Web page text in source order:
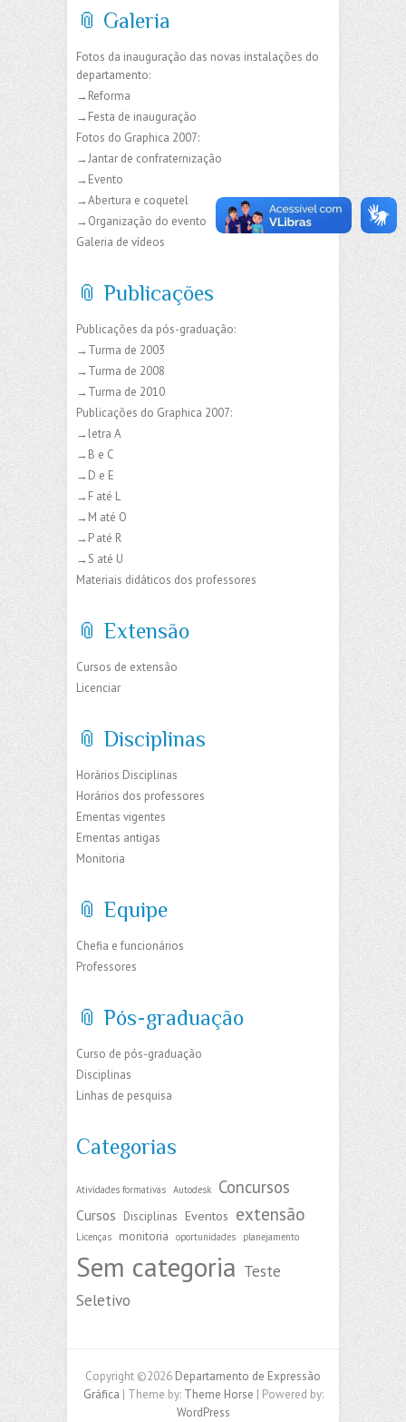
📎 Galeria
Fotos da inauguração das novas instalações do
departamento:
→Reforma
→Festa de inauguração
Fotos do Graphica 2007:
→Jantar de confraternização
→Evento
→Abertura e coquetel
→Organização do evento
Galeria de vídeos
📎 Publicações
Publicações da pós-graduação:
→Turma de 2003
→Turma de 2008
→Turma de 2010
Publicações do Graphica 2007:
→letra A
→B e C
→D e E
→F até L
→M até O
→P até R
→S até U
Materiais didáticos dos professores
📎 Extensão
Cursos de extensão
Licenciar
📎 Disciplinas
Horários Disciplinas
Horários dos professores
Ementas vigentes
Ementas antigas
Monitoria
📎 Equipe
Chefia e funcionários
Professores
📎 Pós-graduação
Curso de pós-graduação
Disciplinas
Linhas de pesquisa
Categorias
Atividades formativas Autodesk Concursos
Cursos Disciplinas Eventos extensão
Licenças monitoria oportunidades planejamento
Sem categoria Teste
Seletivo
Copyright ©2026 Departamento de Expressão
Gráfica | Theme by: Theme Horse | Powered by:
WordPress